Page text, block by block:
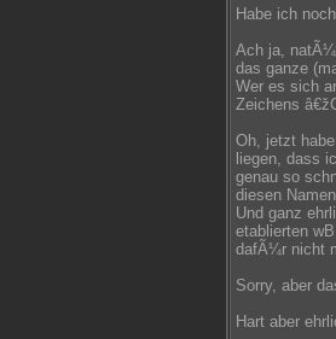
Habe ich
Ach ja,
das ganze
Wer es sich
Zeichens
Oh, jetzt
liegen, dass
genau so
diesen
Und ganz
etablierten
dafÃ¼r nicht
Sorry, aber
Hart aber